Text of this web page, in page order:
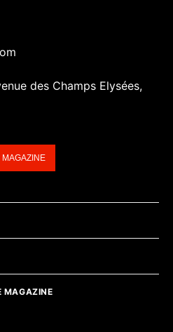
des Champs Elysées,
MAGAZINE